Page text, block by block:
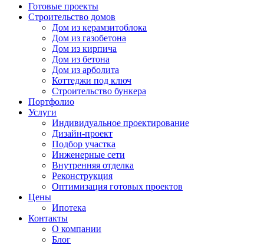
Готовые проекты
Строительство домов
Дом из керамзитоблока
Дом из газобетона
Дом из кирпича
Дом из бетона
Дом из арболита
Коттеджи под ключ
Строительство бункера
Портфолио
Услуги
Индивидуальное проектирование
Дизайн-проект
Подбор участка
Инженерные сети
Внутренняя отделка
Реконструкция
Оптимизация готовых проектов
Цены
Ипотека
Контакты
О компании
Блог